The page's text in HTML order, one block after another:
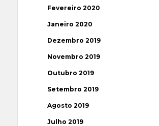
Fevereiro 2020
Janeiro 2020
Dezembro 2019
Novembro 2019
Outubro 2019
Setembro 2019
Agosto 2019
Julho 2019